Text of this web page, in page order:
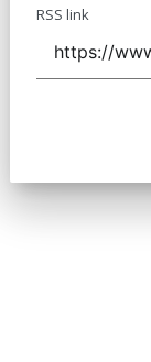
RSS link